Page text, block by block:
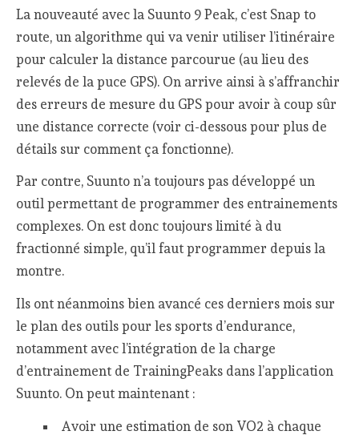
La nouveauté avec la Suunto 9 Peak, c’est Snap to
route, un algorithme qui va venir utiliser l’itinéraire
pour calculer la distance parcourue (au lieu des
relevés de la puce GPS). On arrive ainsi à s’affranchir
des erreurs de mesure du GPS pour avoir à coup sûr
une distance correcte (voir ci-dessous pour plus de
détails sur comment ça fonctionne).
Par contre, Suunto n’a toujours pas développé un
outil permettant de programmer des entrainements
complexes. On est donc toujours limité à du
fractionné simple, qu’il faut programmer depuis la
montre.
Ils ont néanmoins bien avancé ces derniers mois sur
le plan des outils pour les sports d’endurance,
notamment avec l’intégration de la charge
d’entrainement de TrainingPeaks dans l’application
Suunto. On peut maintenant :
Avoir une estimation de son VO2 à chaque